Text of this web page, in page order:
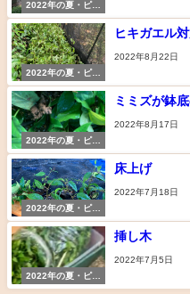
2022年の夏・ピパ
ーチの苗づくり
2022年の夏・ピパ
ーチの苗づくり
ヒキガエル
2022年8月22日
2022年の夏・ピパ
ーチの苗づくり
ミミズが鉢
2022年8月17日
2022年の夏・ピパ
ーチの苗づくり
床上げ
2022年7月18日
2022年の夏・ピパ
ーチの苗づくり
挿し木
2022年7月5日